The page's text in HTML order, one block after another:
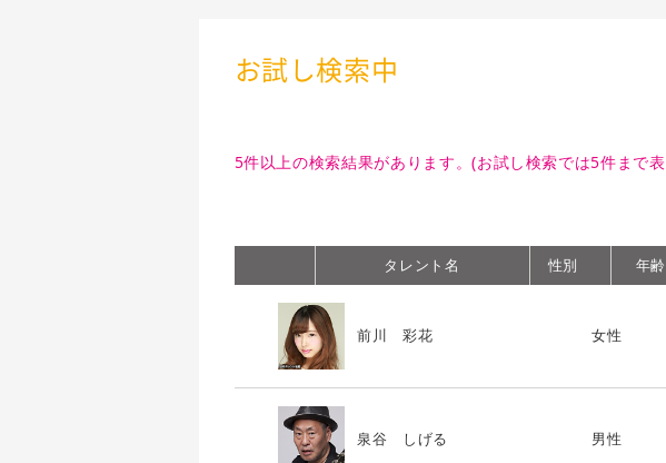
お試し検索中
5件以上の検索結果があります。(お試し検索では5件まで
タレント名 性別 年齢
前川 彩花 女性
泉谷 しげる 男性